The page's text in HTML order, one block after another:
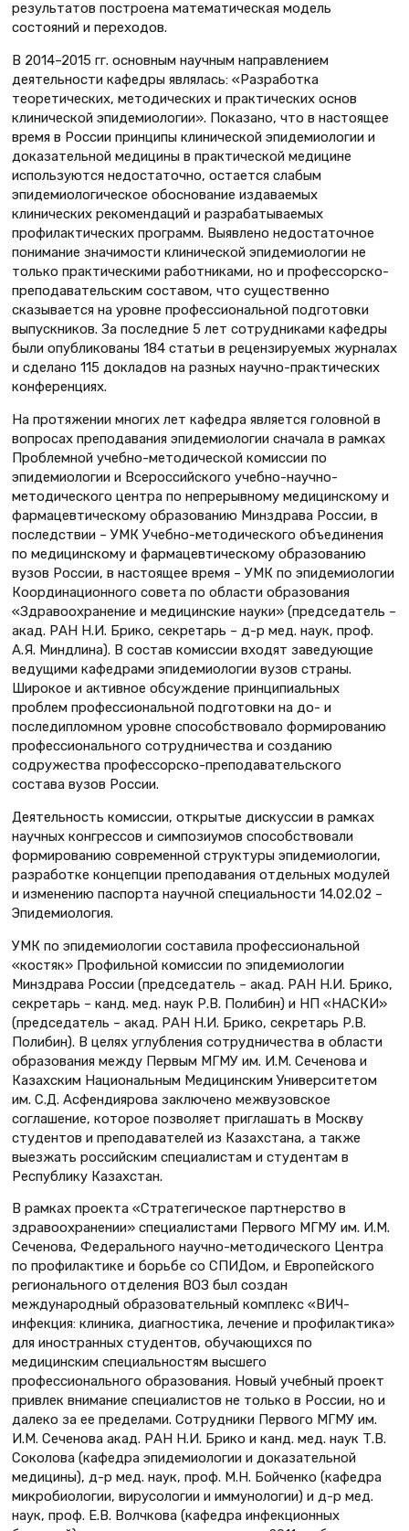
результатов построена математическая модель
состояний и переходов.
В 2014–2015 гг. основным научным направлением
деятельности кафедры являлась: «Разработка
теоретических, методических и практических основ
клинической эпидемиологии». Показано, что в настоящее
время в России принципы клинической эпидемиологии и
доказательной медицины в практической медицине
используются недостаточно, остается слабым
эпидемиологическое обоснование издаваемых
клинических рекомендаций и разрабатываемых
профилактических программ. Выявлено недостаточное
понимание значимости клинической эпидемиологии не
только практическими работниками, но и профессорско-
преподавательским составом, что существенно
сказывается на уровне профессиональной подготовки
выпускников. За последние 5 лет сотрудниками кафедры
были опубликованы 184 статьи в рецензируемых журналах
и сделано 115 докладов на разных научно-практических
конференциях.
На протяжении многих лет кафедра является голов­ной в
вопросах преподавания эпидемиологии сначала в рамках
Проблемной учебно-методической комиссии по
эпидемиологии и Всероссийского учебно-научно-
методического центра по непрерывному медицинскому и
фармацевтическому образованию Минздрава России, в
последствии – УМК Учебно-методического объединения
по медицинскому и фармацевтическому образованию
вузов России, в настоящее время – УМК по эпидемиологии
Координационного совета по области образования
«Здравоохранение и медицинские науки» (председатель –
акад. РАН Н.И. Брико, секретарь – д-р мед. наук, проф.
А.Я. Миндлина). В состав комиссии входят заведующие
ведущими кафедрами эпидемиологии вузов страны.
Широкое и активное обсуждение принципиальных
проблем профессиональной подготовки на до- и
последипломном уровне способствовало формированию
профессионального сотрудничества и созданию
содружества профессорско-преподавательского
состава вузов России.
Деятельность комиссии, открытые дискуссии в рамках
научных конгрессов и симпозиумов способствовали
формированию современной структуры эпидемиологии,
разработке концепции преподавания отдельных модулей
и изменению паспорта научной специальности 14.02.02 –
Эпидемиология.
УМК по эпидемиологии составила профессиональной
«костяк» Профильной комиссии по эпидемиологии
Минздрава России (председатель – акад. РАН Н.И. Брико,
секретарь – канд. мед. наук Р.В. Полибин) и НП «НАСКИ»
(председатель – акад. РАН Н.И. Брико, секретарь Р.В.
Полибин). В целях углубления сотрудничества в области
образования между Первым МГМУ им. И.М. Сеченова и
Казахским Национальным Медицинским Университетом
им. С.Д. Асфендиярова заключено межвузовское
соглашение, которое позволяет приглашать в Москву
студентов и преподавателей из Казахстана, а также
выезжать российским специалистам и студентам в
Республику Казахстан.
В рамках проекта «Стратегическое партнерство в
здравоохранении» cпециалистами Первого МГМУ им. И.М.
Сеченова, Федерального научно-методического Центра
по профилактике и борьбе со СПИДом, и Европейского
регионального отделения ВОЗ был создан
международный образовательный комплекс «ВИЧ-
инфекция: клиника, диагностика, лечение и профилактика»
для иностранных студентов, обучающихся по
медицинским специальностям высшего
профессионального образования. Новый учебный проект
привлек внимание специалистов не только в России, но и
далеко за ее пределами. Сотрудники Первого МГМУ им.
И.М. Сеченова акад. РАН Н.И. Брико и канд. мед. наук Т.В.
Соколова (кафедра эпидемиологии и доказательной
медицины), д-р мед. наук, проф. М.Н. Бойченко (кафедра
микробиологии, вирусологии и иммунологии) и д-р мед.
наук, проф. Е.В. Волчкова (кафедра инфекционных